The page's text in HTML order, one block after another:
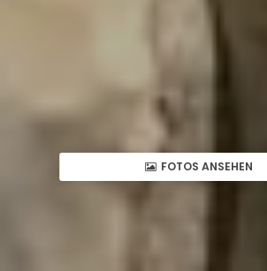
FOTOS ANSEHEN